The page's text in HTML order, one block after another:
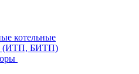
котельные
(ИТП, БИТП)